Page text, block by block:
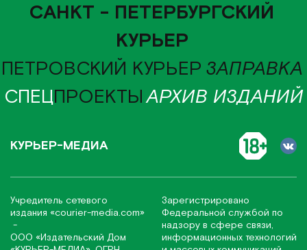
САНКТ - ПЕТЕРБУРГСКИЙ
КУРЬЕР
ПЕТРОВСКИЙ КУРЬЕР ЗАПРАВКА
СПЕЦПРОЕКТЫАРХИВ ИЗДАНИЙ
КУРЬЕР-МЕДИА
Учредитель сетевого
издания «соurier-media.com»
-
ООО «Издательский Дом
Зарегистрировано
Федеральной службой по
надзору в сфере связи,
информационных технологий